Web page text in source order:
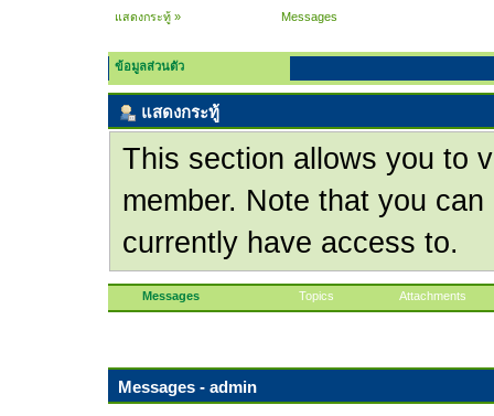
แสดงกระทู้ » Messages
ข้อมูลส่วนตัว
แสดงกระทู้
This section allows you to
member. Note that you
currently have access to.
Messages Topics Attachments
Messages - admin